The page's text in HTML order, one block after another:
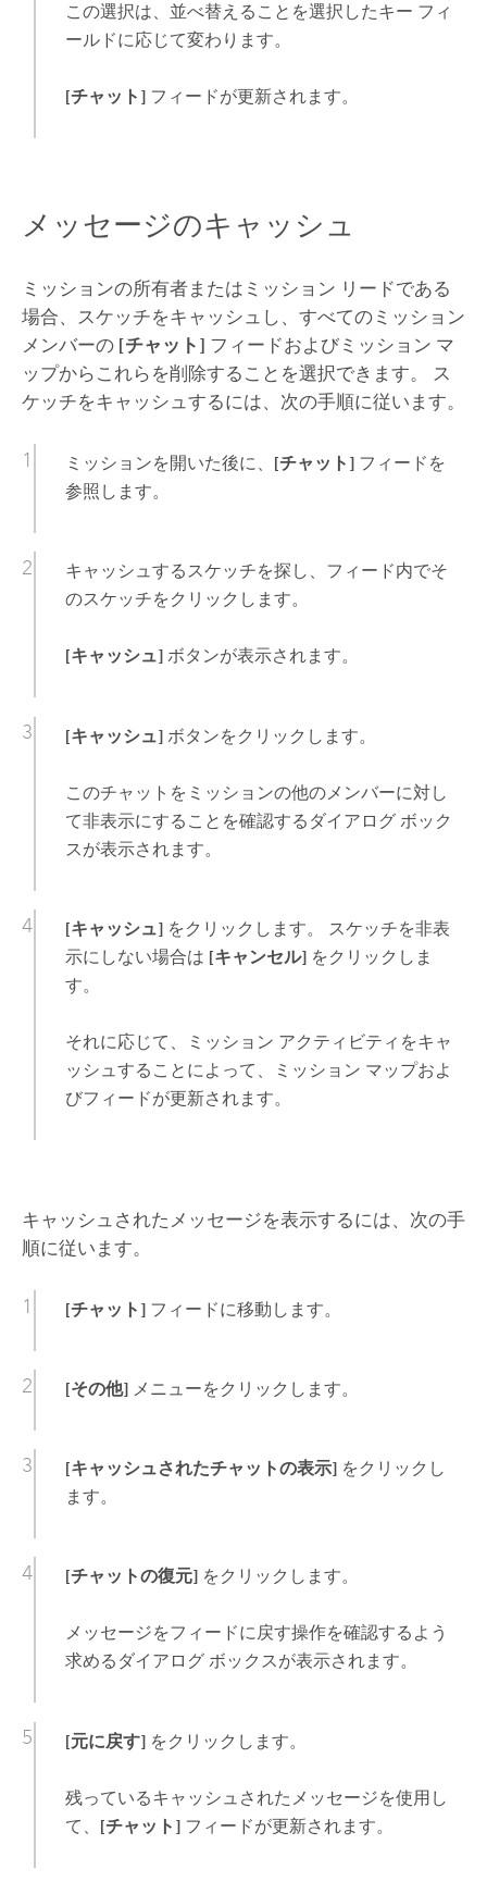
この選択は、並べ替えることを選択したキー フィ
ールドに応じて変わります。
[チャット]フィードが更新されます。
メッセージのキャッシュ
ミッションの所有者またはミッション リードである
場合、スケッチをキャッシュし、すべてのミッション
メンバーの [チャット] フィードおよびミッション マ
ップからこれらを削除することを選択できます。 ス
ケッチをキャッシュするには、次の手順に従います。
ミッションを開いた後に、 [チャット]フィードを
参照します。
キャッシュするスケッチを探し、フィード内でそ
のスケッチをクリックします。
[キャッシュ]ボタンが表示されます。
[キャッシュ]ボタンをクリックします。
このチャットをミッションの他のメンバーに対し
て非表示にすることを確認するダイアログ ボック
スが表示されます。
[キャッシュ]をクリックします。 スケッチを非表
示にしない場合は [キャンセル]をクリックしま
す。
それに応じて、ミッション アクティビティをキャ
ッシュすることによって、ミッション マップおよ
びフィードが更新されます。
キャッシュされたメッセージを表示するには、次の手
順に従います。
[チャット]フィードに移動します。
[その他]メニューをクリックします。
[キャッシュされたチャットの表示]をクリックし
ます。
[チャットの復元]をクリックします。
メッセージをフィードに戻す操作を確認するよう
求めるダイアログ ボックスが表示されます。
[元に戻す]をクリックします。
残っているキャッシュされたメッセージを使用し
て、 [チャット]フィードが更新されます。